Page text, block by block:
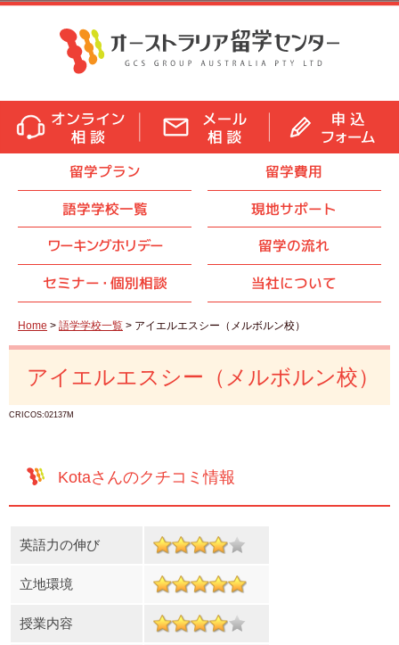
留学プラン
留学費用
語学学校一覧
現地サポート
ワーキングホリデー
留学の流れ
セミナー・ 個別相談 当社について
Home > 語学学校一覧 > アイエルエスシー（メルボルン校）
アイエルエスシー（メルボルン校）
CRICOS:02137M
Kotaさんのクチコミ情報
英語力の伸び
立地環境
授業内容